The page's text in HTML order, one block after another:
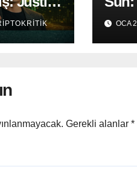
OCA
Gerekli alanlar *